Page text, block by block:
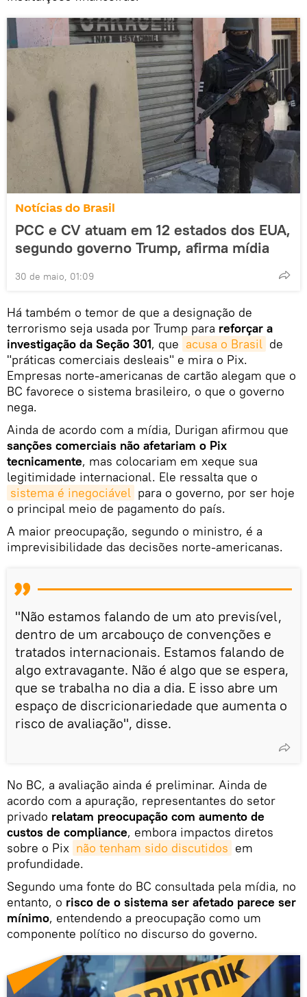
Notícias do Brasil
PCC e CV atuam em 12 estados dos EUA,
segundo governo Trump, afirma mídia
30 de maio, 01:09
Há também o temor de que a designação de
terrorismo seja usada por Trump para reforçar a
investigação da Seção 301, que acusa o Brasil de
"práticas comerciais desleais" e mira o Pix.
Empresas norte-americanas de cartão alegam que o
BC favorece o sistema brasileiro, o que o governo
nega.
Ainda de acordo com a mídia, Durigan afirmou que
sanções comerciais não afetariam o Pix
tecnicamente, mas colocariam em xeque sua
legitimidade internacional. Ele ressalta que o
sistema é inegociável para o governo, por ser hoje
o principal meio de pagamento do país.
A maior preocupação, segundo o ministro, é a
imprevisibilidade das decisões norte-americanas.
"Não estamos falando de um ato previsível,
dentro de um arcabouço de convenções e
tratados internacionais. Estamos falando de
algo extravagante. Não é algo que se espera,
que se trabalha no dia a dia. E isso abre um
espaço de discricionariedade que aumenta o
risco de avaliação", disse.
No BC, a avaliação ainda é preliminar. Ainda de
acordo com a apuração, representantes do setor
privado relatam preocupação com aumento de
custos de compliance, embora impactos diretos
sobre o Pix não tenham sido discutidos em
profundidade.
Segundo uma fonte do BC consultada pela mídia, no
entanto, o risco de o sistema ser afetado parece ser
mínimo, entendendo a preocupação como um
componente político no discurso do governo.